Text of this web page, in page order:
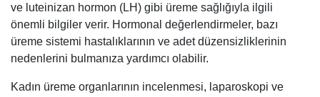
ve luteinizan hormon (LH) gibi üreme sağlığıyla ilgili
önemli bilgiler verir. Hormonal değerlendirmeler, bazı
üreme sistemi hastalıklarının ve adet düzensizliklerinin
nedenlerini bulmanıza yardımcı olabilir.
Kadın üreme organlarının incelenmesi, laparoskopi ve